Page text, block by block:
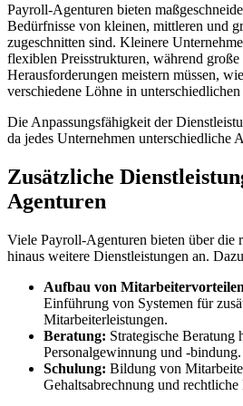
Payroll-Agenturen bieten
Bedürfnisse von kleinen, mittleren und
zugeschnitten sind. Kleinere
flexiblen Preisstrukturen, während
Herausforderungen meistern müssen,
verschiedene Löhne in
Die Anpassungsfähigkeit der
da jedes Unternehmen unterschiedliche
Zusätzliche
Agenturen
Viele Payroll-Agenturen bieten über die
hinaus weitere Dienstleistungen an.
Aufbau von
Einführung von Systemen für
Mitarbeiterleistungen.
Beratung: Strategische Beratung
Personalgewinnung und -bindung.
Schulung: Bildung von
Gehaltsabrechnung und